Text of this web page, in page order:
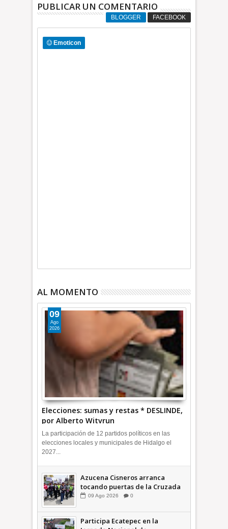
PUBLICAR UN COMENTARIO
BLOGGER FACEBOOK
Emoticon
AL MOMENTO
Elecciones: sumas y restas * DESLINDE,
por Alberto Witvrun
09
Ago
2026
La participación de 12 partidos políticos en las
elecciones locales y municipales de Hidalgo el
2027...
Azucena Cisneros arranca
tocando puertas de la Cruzada
Violeta en la Colosio +Video |
09 Ago 2026 0
Participa Ecatepec en la